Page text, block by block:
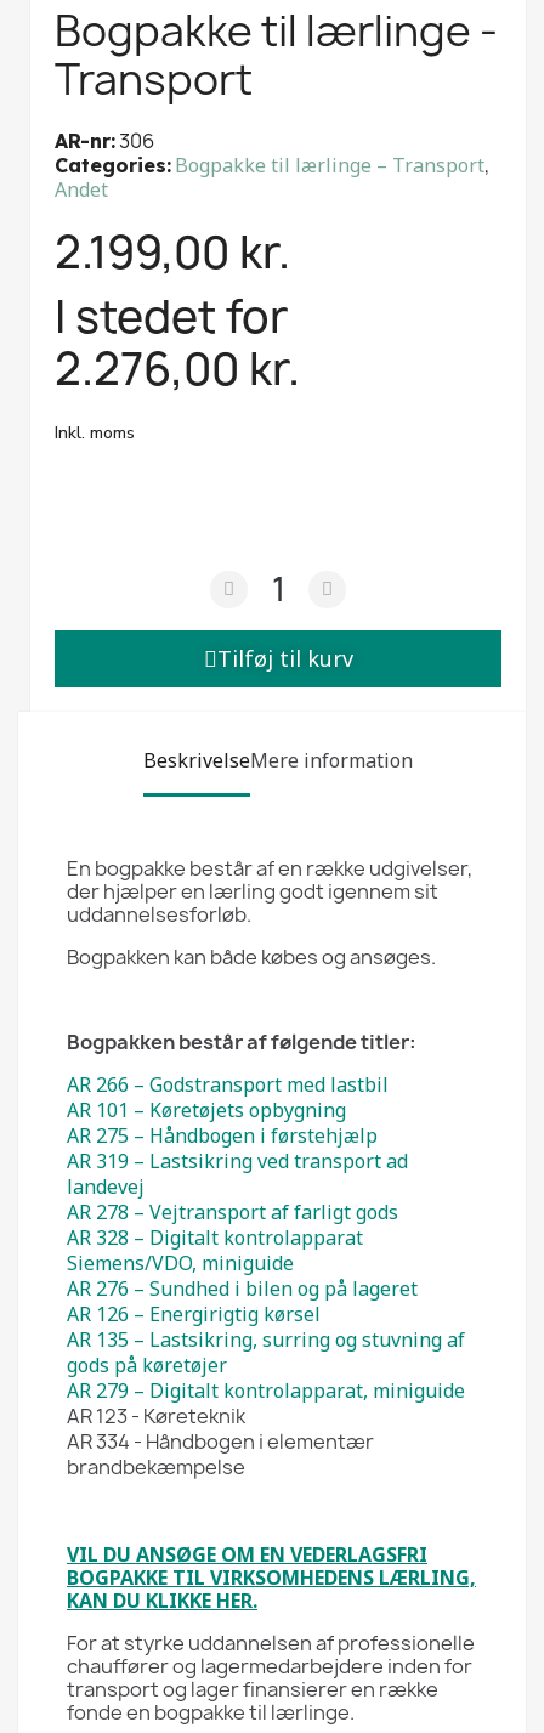
Bogpakke til lærlinge -
Transport
AR-nr 306
Categories Bogpakke til lærlinge – Transport,
Andet
2.199,00 kr.
I stedet for
2.276,00 kr.
Inkl. moms
Tilføj til kurv
BeskrivelseMere information
En bogpakke består af en række udgivelser,
der hjælper en lærling godt igennem sit
uddannelsesforløb.
Bogpakken kan både købes og ansøges.
Bogpakken består af følgende titler:
AR 266 – Godstransport med lastbil
AR 101 – Køretøjets opbygning
AR 275 – Håndbogen i førstehjælp
AR 319 – Lastsikring ved transport ad
landevej
AR 278 – Vejtransport af farligt gods
AR 328 – Digitalt kontrolapparat
Siemens/VDO, miniguide
AR 276 – Sundhed i bilen og på lageret
AR 126 – Energirigtig kørsel
AR 135 – Lastsikring, surring og stuvning af
gods på køretøjer
AR 279 – Digitalt kontrolapparat, miniguide
AR 123 - Køreteknik
AR 334 - Håndbogen i elementær
brandbekæmpelse
VIL DU ANSØGE OM EN VEDERLAGSFRI
BOGPAKKE TIL VIRKSOMHEDENS LÆRLING,
KAN DU KLIKKE HER.
For at styrke uddannelsen af professionelle
chauffører og lagermedarbejdere inden for
transport og lager finansierer en række
fonde en bogpakke til lærlinge.